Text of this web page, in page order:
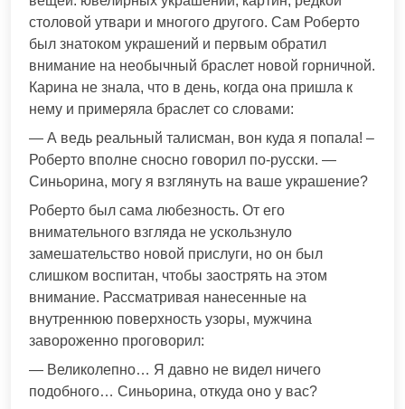
столовой утвари и многого другого. Сам Роберто
был знатоком украшений и первым обратил
внимание на необычный браслет новой горничной.
Карина не знала, что в день, когда она пришла к
нему и примеряла браслет со словами:
— А ведь реальный талисман, вон куда я попала! –
Роберто вполне сносно говорил по-русски. —
Синьорина, могу я взглянуть на ваше украшение?
Роберто был сама любезность. От его
внимательного взгляда не ускользнуло
замешательство новой прислуги, но он был
слишком воспитан, чтобы заострять на этом
внимание. Рассматривая нанесенные на
внутреннюю поверхность узоры, мужчина
завороженно проговорил:
— Великолепно… Я давно не видел ничего
подобного… Синьорина, откуда оно у вас?